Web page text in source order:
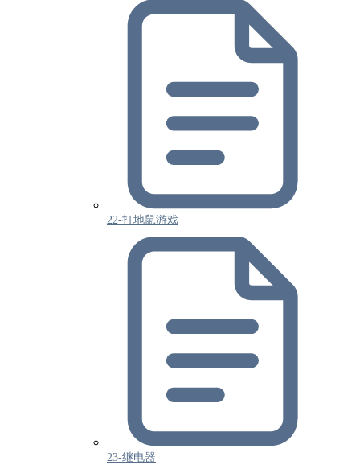
22-打地鼠游戏
23-继电器